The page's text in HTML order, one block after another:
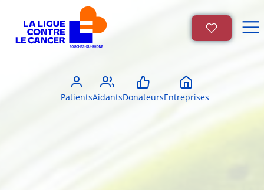
PatientsAidantsDonateursEntreprises